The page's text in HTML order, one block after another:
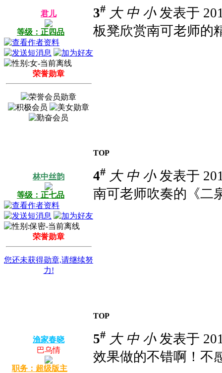
君儿
等级：正四品
荣誉勋章
3# 大 中 小发表于
板凳欣赏南可老师的
TOP
林中丝韵
等级：正七品
荣誉勋章
您还未获得勋章,请继续努
力!
4# 大 中 小发表于
南可老师吹奏的《二
TOP
渔家春晓
巴乌情
职务：超级版主
5# 大 中 小发表于
效果做的不错啊！不